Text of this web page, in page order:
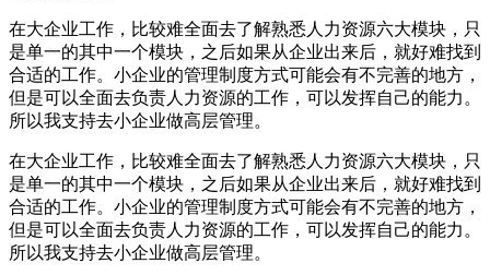
在大企业工作，比较难全面去了解熟悉人力资源六大模块，只
是单一的其中一个模块，之后如果从企业出来后，就好难找到
合适的工作。小企业的管理制度方式可能会有不完善的地方，
但是可以全面去负责人力资源的工作，可以发挥自己的能力。
所以我支持去小企业做高层管理。
在大企业工作，比较难全面去了解熟悉人力资源六大模块，只
是单一的其中一个模块，之后如果从企业出来后，就好难找到
合适的工作。小企业的管理制度方式可能会有不完善的地方，
但是可以全面去负责人力资源的工作，可以发挥自己的能力。
所以我支持去小企业做高层管理。